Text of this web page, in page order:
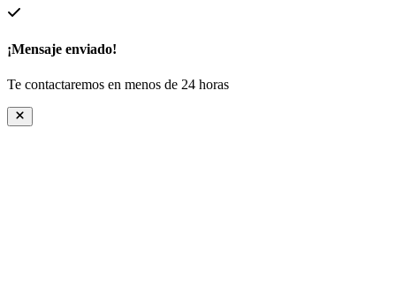
¡Mensaje enviado!
Te contactaremos en menos de 24 horas